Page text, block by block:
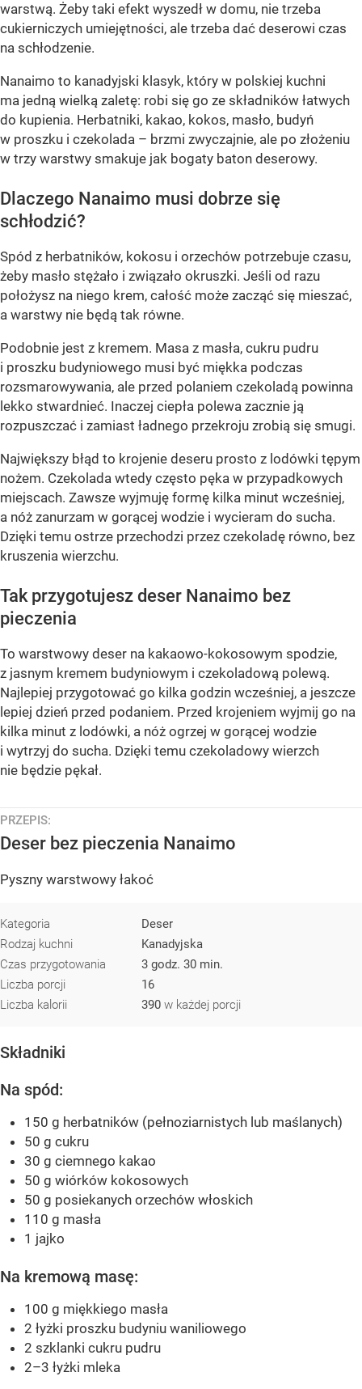
warstwą. Żeby taki efekt wyszedł w domu, nie trzeba
cukierniczych umiejętności, ale trzeba dać deserowi czas
na schłodzenie.
Nanaimo to kanadyjski klasyk, który w polskiej kuchni
ma jedną wielką zaletę: robi się go ze składników łatwych
do kupienia. Herbatniki, kakao, kokos, masło, budyń
w proszku i czekolada – brzmi zwyczajnie, ale po złożeniu
w trzy warstwy smakuje jak bogaty baton deserowy.
Dlaczego Nanaimo musi dobrze się
schłodzić?
Spód z herbatników, kokosu i orzechów potrzebuje czasu,
żeby masło stężało i związało okruszki. Jeśli od razu
położysz na niego krem, całość może zacząć się mieszać,
a warstwy nie będą tak równe.
Podobnie jest z kremem. Masa z masła, cukru pudru
i proszku budyniowego musi być miękka podczas
rozsmarowywania, ale przed polaniem czekoladą powinna
lekko stwardnieć. Inaczej ciepła polewa zacznie ją
rozpuszczać i zamiast ładnego przekroju zrobią się smugi.
Największy błąd to krojenie deseru prosto z lodówki tępym
nożem. Czekolada wtedy często pęka w przypadkowych
miejscach. Zawsze wyjmuję formę kilka minut wcześniej,
a nóż zanurzam w gorącej wodzie i wycieram do sucha.
Dzięki temu ostrze przechodzi przez czekoladę równo, bez
kruszenia wierzchu.
Tak przygotujesz deser Nanaimo bez
pieczenia
To warstwowy deser na kakaowo-kokosowym spodzie,
z jasnym kremem budyniowym i czekoladową polewą.
Najlepiej przygotować go kilka godzin wcześniej, a jeszcze
lepiej dzień przed podaniem. Przed krojeniem wyjmij go na
kilka minut z lodówki, a nóż ogrzej w gorącej wodzie
i wytrzyj do sucha. Dzięki temu czekoladowy wierzch
nie będzie pękał.
PRZEPIS:
Deser bez pieczenia Nanaimo
Pyszny warstwowy łakoć
Kategoria
Deser
Rodzaj kuchni
Kanadyjska
Czas przygotowania
3 godz. 30 min.
Liczba porcji
16
Liczba kalorii
390 w każdej porcji
Składniki
Na spód:
150 g herbatników (pełnoziarnistych lub maślanych)
50 g cukru
30 g ciemnego kakao
50 g wiórków kokosowych
50 g posiekanych orzechów włoskich
110 g masła
1 jajko
Na kremową masę:
100 g miękkiego masła
2 łyżki proszku budyniu waniliowego
2 szklanki cukru pudru
2–3 łyżki mleka